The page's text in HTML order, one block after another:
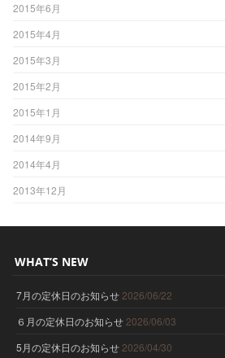
2015年6月
2015年4月
2015年3月
2015年2月
2015年1月
2014年9月
2014年4月
2013年12月
WHAT’S NEW
7月の定休日のお知らせ 2026/06/22
６月の定休日のお知らせ 2026/06/03
5月の定休日のお知らせ 2026/04/30